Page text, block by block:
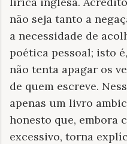
não seja tanto a
a necessidade de
poética pessoal; isto
não tenta apagar os
de quem escreve.
apenas um livro
honesto que, embora
excessivo, torna